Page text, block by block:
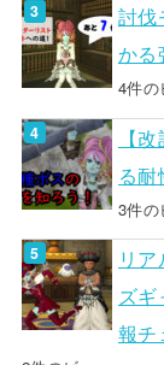
討伐
かる
4件の
【
る耐
3件の
リ
ズ
報チ